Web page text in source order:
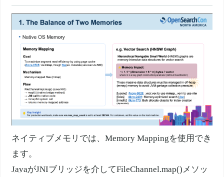
ネイティブメモリでは、Memory Mappingを使用でき
ます。
JavaがJNIブリッジを介してFileChannel.map()メソッ